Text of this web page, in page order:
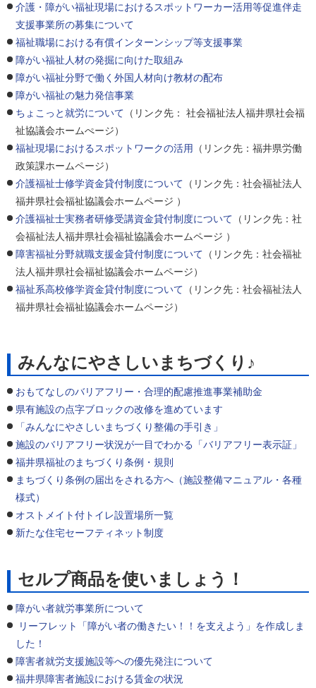
介護・障がい福祉現場におけるスポットワーカー活用等促進伴走
支援事業所の募集について
福祉職場における有償インターンシップ等支援事業
障がい福祉人材の発掘に向けた取組み
障がい福祉分野で働く外国人材向け教材の配布
障がい福祉の魅力発信事業
ちょこっと就労について （リンク先： 社会福祉法人福井県社会福
祉協議会ホームぺージ）
福祉現場におけるスポットワークの活用
（リンク先：福井県労働
政策課ホームページ）
介護福祉士修学資金貸付制度について （リンク先：社会福祉法人
福井県社会福祉協議会ホームページ ）
介護福祉士実務者研修受講資金貸付制度について （リンク先：社
会福祉法人福井県社会福祉協議会ホームページ ）
障害福祉分野就職支援金貸付制度について （リンク先：社会福祉
法人福井県社会福祉協議会ホームページ）
福祉系高校修学資金貸付制度について （リンク先：社会福祉法人
福井県社会福祉協議会ホームページ）
みんなにやさしいまちづくり♪
おもてなしのバリアフリー・合理的配慮推進事業補助金
県有施設の点字ブロックの改修を進めています
「みんなにやさしいまちづくり整備の手引き」
施設のバリアフリー状況が一目でわかる「バリアフリー表示証」
福井県福祉のまちづくり条例・規則
まちづくり条例の届出をされる方へ（施設整備マニュアル・各種
様式）
オストメイト付トイレ設置場所一覧
新たな住宅セーフティネット制度
セルプ商品を使いましょう！
障がい者就労事業所について
リーフレット「障がい者の働きたい！！を支えよう」を作成しま
した！
障害者就労支援施設等への優先発注について
福井県障害者施設における賃金の状況